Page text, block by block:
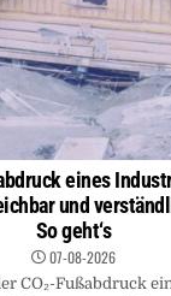
eines
und
So geht‘s
07-08-2026
CO₂-Fußabdruck